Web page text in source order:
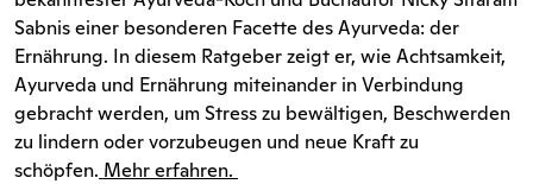
Sabnis einer besonderen Facette des Ayurveda: der
Ernährung. In diesem Ratgeber zeigt er, wie Achtsamkeit,
Ayurveda und Ernährung miteinander in Verbindung
gebracht werden, um Stress zu bewältigen, Beschwerden
zu lindern oder vorzubeugen und neue Kraft zu
schöpfen. Mehr erfahren.